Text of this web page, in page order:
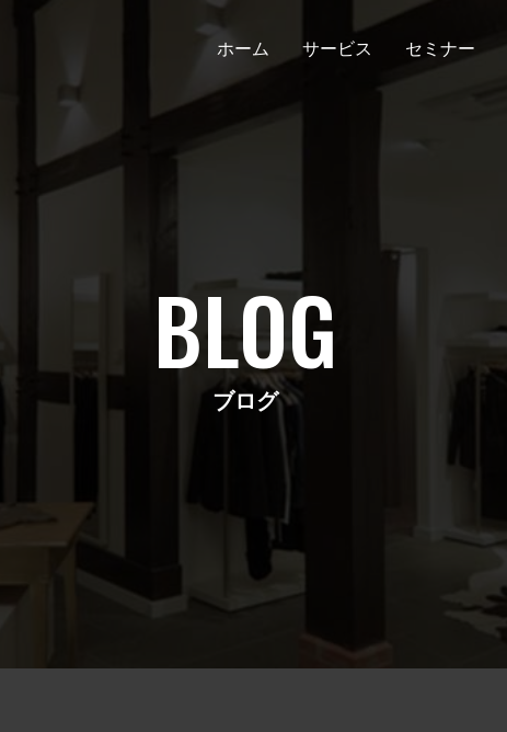
ホーム サービス セミナー
BLOG
ブログ